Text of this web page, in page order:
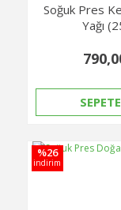
Soğuk Pres
Yağı
%26
indirim